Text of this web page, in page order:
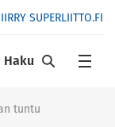
SUPERLIITTO.FI
Haku
tuntu